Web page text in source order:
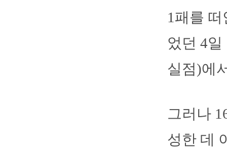
1패를
었던 4
실점)에
그러나
성한 데